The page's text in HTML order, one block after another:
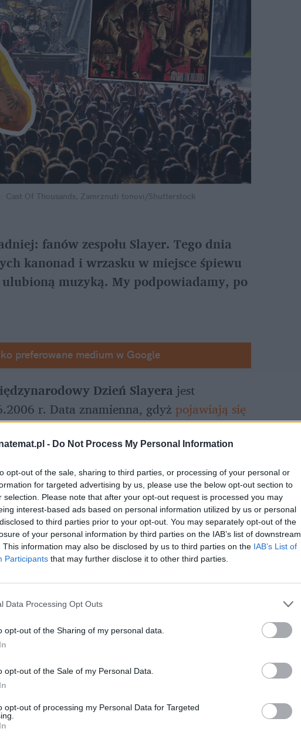
- Do Not Process My Personal Information
opt-out of the sale, sharing to third parties, or processing of your personal or
for targeted advertising by us, please use the below opt-out section to
selection. Please note that after your opt-out request is processed you may
interest-based ads based on personal information utilized by us or personal
to third parties prior to your opt-out. You may separately opt-out of the
of your personal information by third parties on the IAB’s list of downstream
This information may also be disclosed by us to third parties on the IAB’s List of
Participants that may further disclose it to other third parties.
Data Processing Opt Outs
opt-out of the Sharing of my personal data.
opt-out of the Sale of my Personal Data.
opt-out of processing my Personal Data for Targeted
Cast Of Thousands, Zamrznuti tonovi/Shutterstock
fanów zespołu Slayer. Tego dnia
kanonad i wrzasku w miejsce śpiewu
muzyką. My podpowiadamy, po
preferowane medium w Google
Dzień Slayera jest
r. Data znamienna, gdyż pojawiają się
Slayera (oczywiście bardzo głośno!).
żart, ale nowa tradycja się przyjęła.